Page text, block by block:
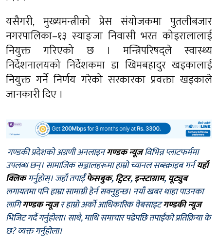
यसैगरी, मुख्यमन्त्रीको प्रेस संयोजकमा पुतलीबजार
नगरपालिका–१३ स्याङ्जा निवासी भरत कोइरालालाई
नियुक्त गरिएको छ । मन्त्रिपरिषद्ले स्वास्थ्य
निर्देशनालयको निर्देशकमा डा खिमबहादुर खड्कालाई
नियुक्त गर्ने निर्णय गरेको सरकारका प्रवक्ता खड्काले
जानकारी दिए ।
गण्डकी प्रदेशको अग्रणी अनलाइनगण्डक न्यूजविभिन्न प्लाटफर्ममा
उपलब्ध छन्। सामाजिक सञ्जालहरूमा हाम्रो च्यानल सब्स्क्राइब गर्नयहाँ
क्लिकगर्नुहोस्। जहाँ तपाईँफेसबुक,ट्विटर,इन्स्टाग्राम, यूट्युब
लगायतमा पनि हाम्रा सामाग्री हेर्न सक्नुहुन्छ। नयाँ खबर थाहा पाउनका
लागिगण्डक न्यूजर हाम्रो अर्को आधिकारिक वेबसाइटगण्डकी न्यूज
भिजिट गर्दै गर्नुहोला। साथै, माथि समाचार पढेपछि तपाईँको प्रतिक्रिया के
छ? व्यक्त गर्नुहोला।